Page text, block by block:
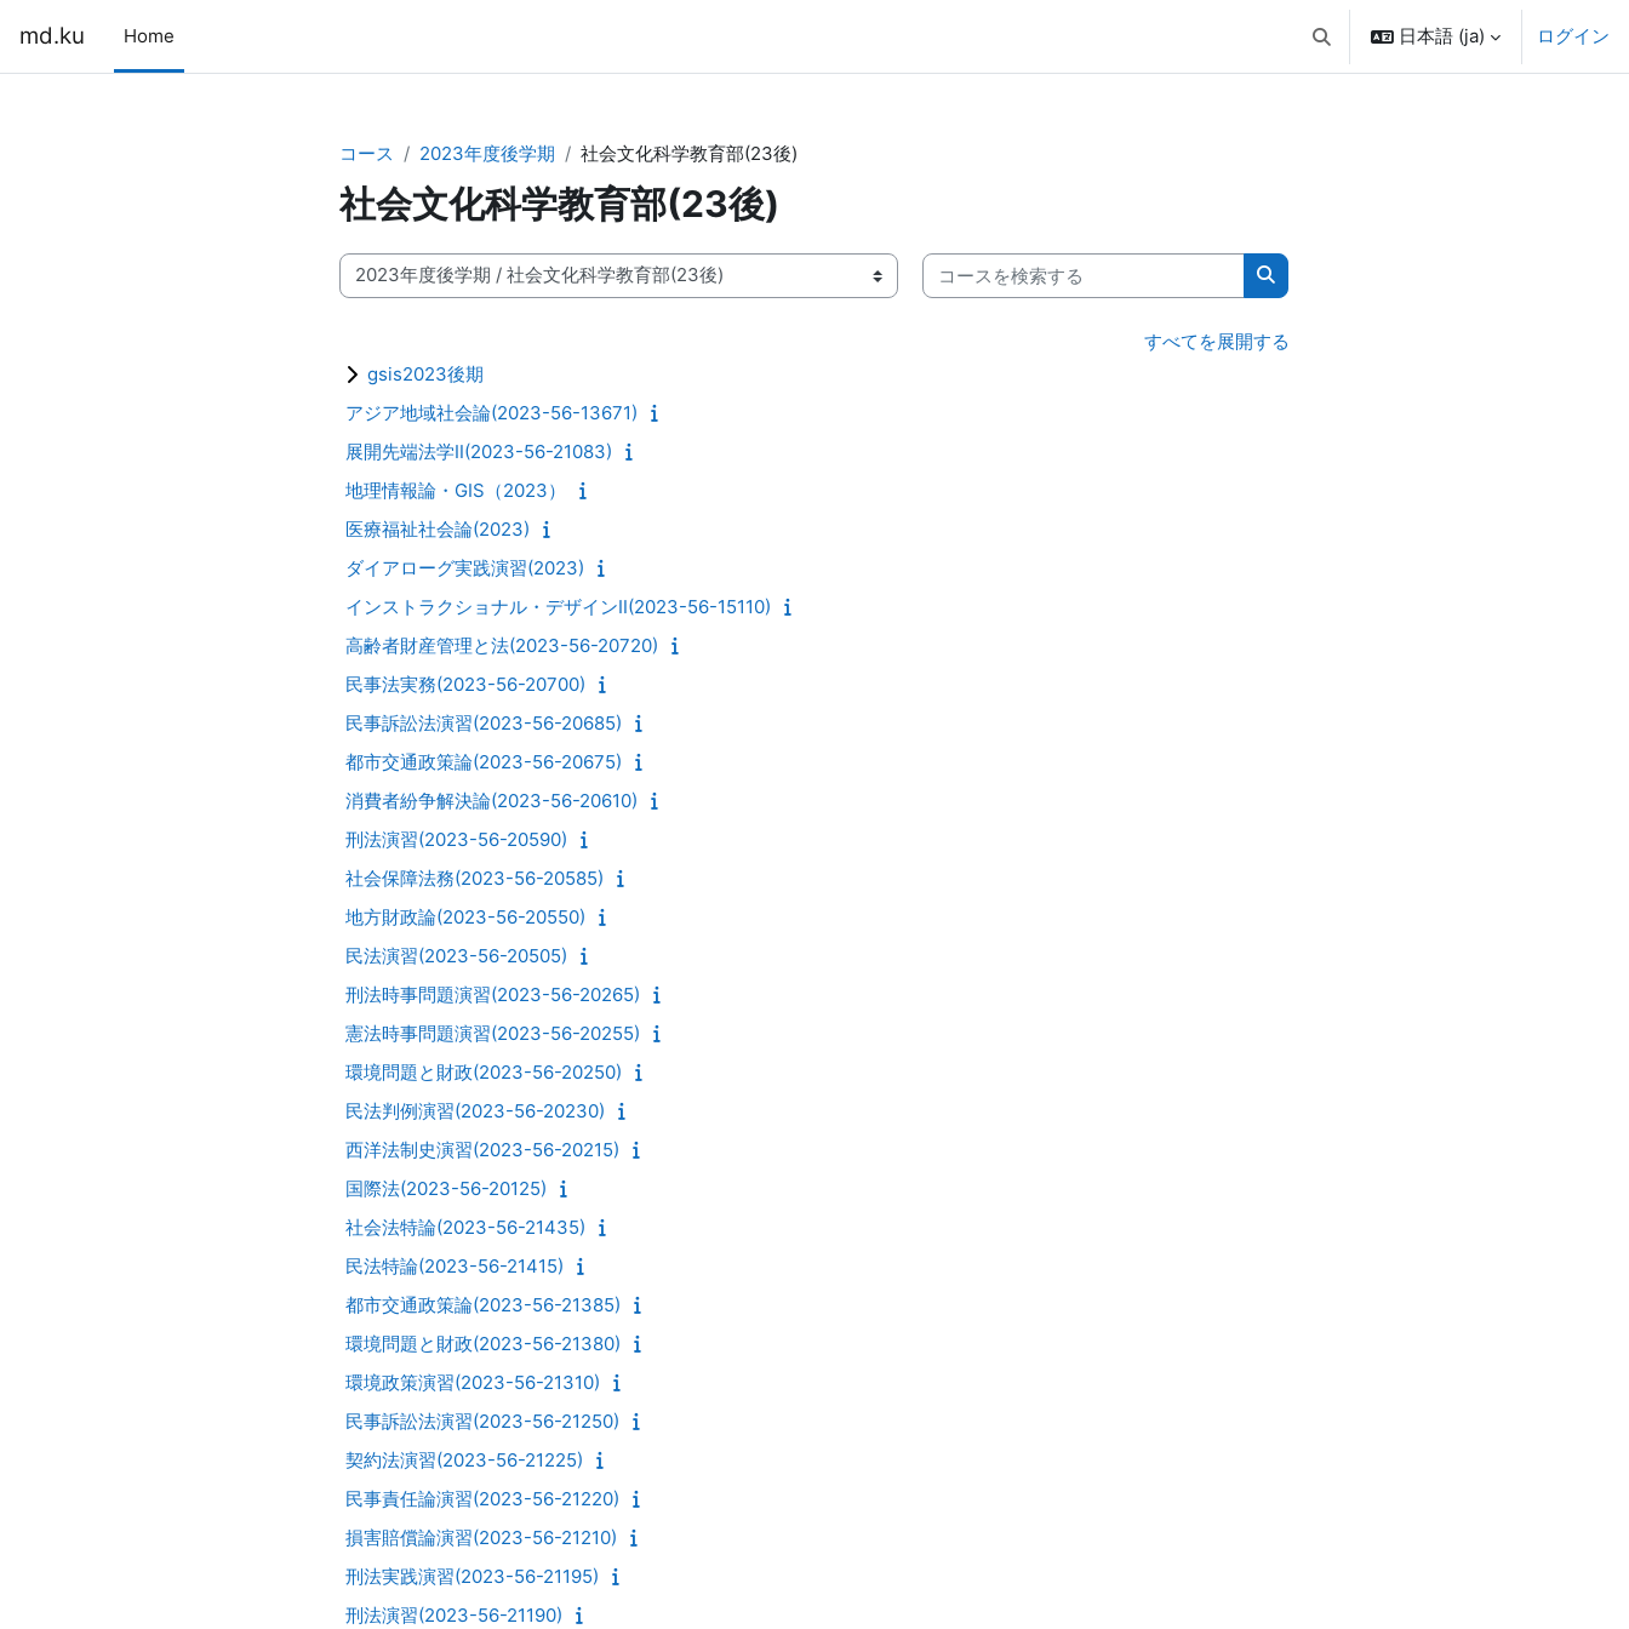
md.ku Home 検索入力に切り替える
日本語 ‎(ja)‎ ログイン
コース 2023年度後学期 社会文化科学教育部(23後)
社会文化科学教育部(23後)
コースカテゴリ
コースを検索する
コースを検索する
すべてを展開する
gsis2023後期
アジア地域社会論(2023-56-13671)
展開先端法学Ⅱ(2023-56-21083)
地理情報論・GIS（2023）
医療福祉社会論(2023)
ダイアローグ実践演習(2023)
インストラクショナル・デザインⅡ(2023-56-15110)
高齢者財産管理と法(2023-56-20720)
民事法実務(2023-56-20700)
民事訴訟法演習(2023-56-20685)
都市交通政策論(2023-56-20675)
消費者紛争解決論(2023-56-20610)
刑法演習(2023-56-20590)
社会保障法務(2023-56-20585)
地方財政論(2023-56-20550)
民法演習(2023-56-20505)
刑法時事問題演習(2023-56-20265)
憲法時事問題演習(2023-56-20255)
環境問題と財政(2023-56-20250)
民法判例演習(2023-56-20230)
西洋法制史演習(2023-56-20215)
国際法(2023-56-20125)
社会法特論(2023-56-21435)
民法特論(2023-56-21415)
都市交通政策論(2023-56-21385)
環境問題と財政(2023-56-21380)
環境政策演習(2023-56-21310)
民事訴訟法演習(2023-56-21250)
契約法演習(2023-56-21225)
民事責任論演習(2023-56-21220)
損害賠償論演習(2023-56-21210)
刑法実践演習(2023-56-21195)
刑法演習(2023-56-21190)